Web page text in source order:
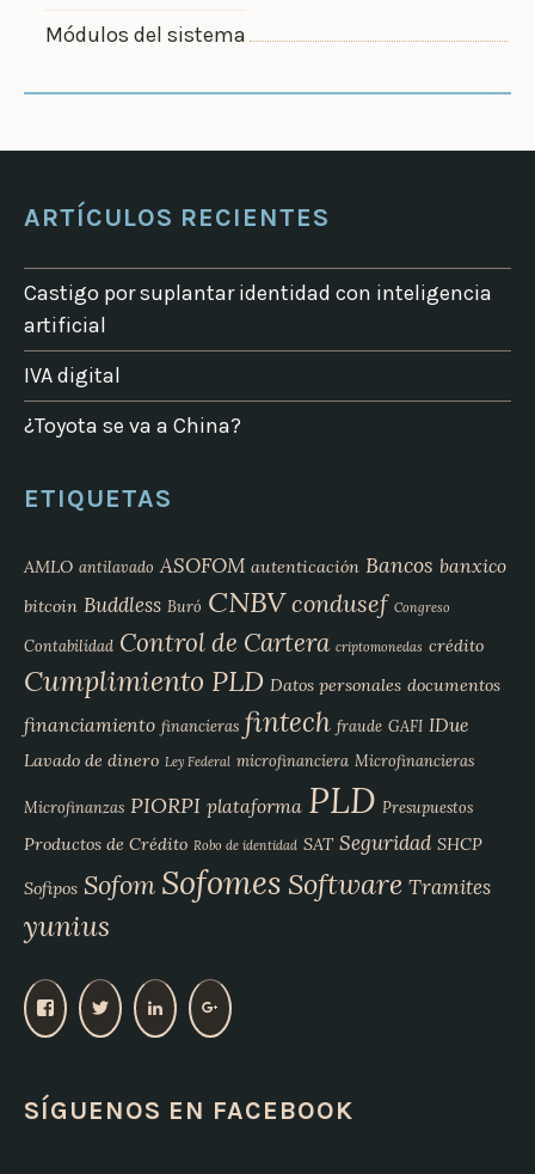
Módulos del sistema
ARTÍCULOS RECIENTES
Castigo por suplantar identidad con inteligencia
artificial
IVA digital
¿Toyota se va a China?
ETIQUETAS
AMLO antilavado ASOFOM autenticación Bancos banxico
bitcoin Buddless Buró CNBVcondusef Congreso
Contabilidad Control de Cartera criptomonedas crédito
Cumplimiento PLD Datos personales documentos
financiamiento financieras fintech fraude GAFI IDue
Lavado de dinero Ley Federal microfinanciera Microfinancieras
Microfinanzas PIORPI plataforma PLD Presupuestos
Productos de Crédito Robo de identidad SAT Seguridad SHCP
Sofipos Sofom Sofomes Software Tramites
yunius
V
p
e
V
e
V
e
V
SÍGUENOS EN FACEBOOK